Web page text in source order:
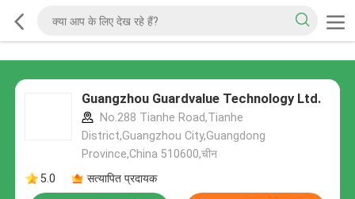
Guangzhou Guardvalue Technology Ltd.
No.288 Tianhe Road,Tianhe
District,Guangzhou City,Guangdong
Province,China 510600,चीन
5.0
सत्यापित प्रदायक